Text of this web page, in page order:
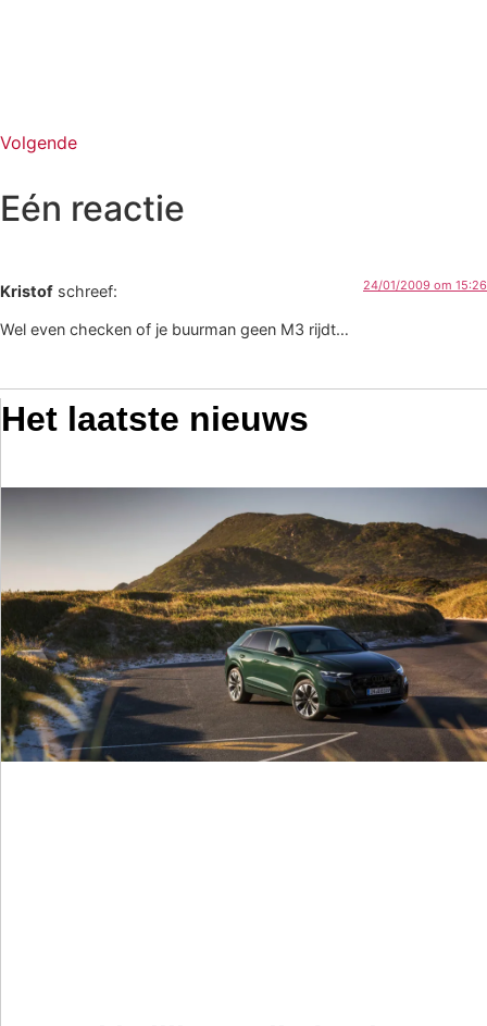
Volgende
Eén reactie
Kristof schreef: 24/01/2009 om 15:26
Wel even checken of je buurman geen M3 rijdt…
Het laatste nieuws